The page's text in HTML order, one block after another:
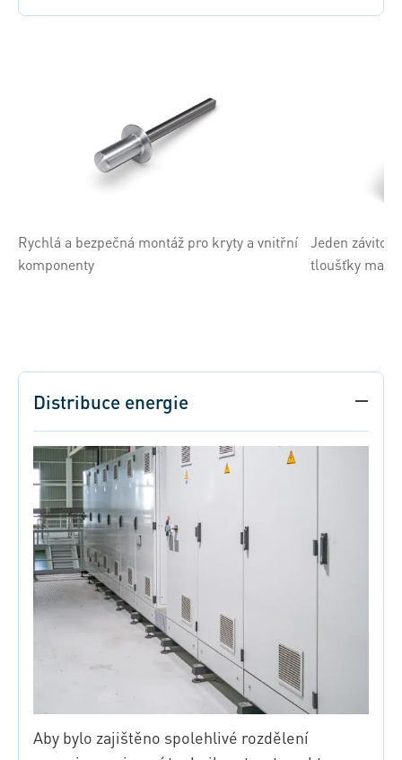
Rychlá a bezpečná montáž pro kryty a vnitřní
komponenty
Jeden
tloušťky
Distribuce energie
Aby bylo zajištěno spolehlivé rozdělení